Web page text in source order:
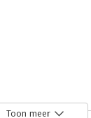
Toon meer